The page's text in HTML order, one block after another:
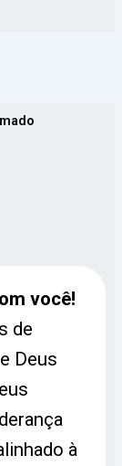
você!
de
Deus
à